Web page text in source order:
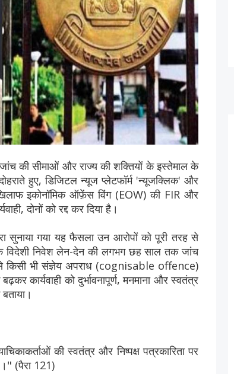
की सीमाओं और राज्य की शक्तियों के इस्तेमाल के
हुए, डिजिटल न्यूज प्लेटफॉर्म 'न्यूजक्लिक' और
इकोनॉमिक ऑफ़ेंस विंग (EOW) की FIR और
दोनों को रद्द कर दिया है।
सुनाया गया यह फैसला उन आरोपों को पूरी तरह से
विदेशी निवेश लेन-देन की लगभग छह साल तक जांच
किसी भी संज्ञेय अपराध (cognisable offence)
कार्यवाही को दुर्भावनापूर्ण, मनमाना और स्वतंत्र
की स्वतंत्र और निष्पक्ष पत्रकारिता पर
(पैरा 121)